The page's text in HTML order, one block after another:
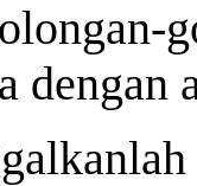
dengan